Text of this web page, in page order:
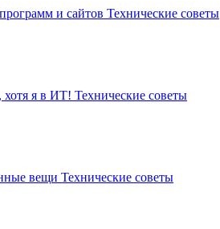
и сайтов Технические советы
хотя я в ИТ! Технические советы
вещи Технические советы